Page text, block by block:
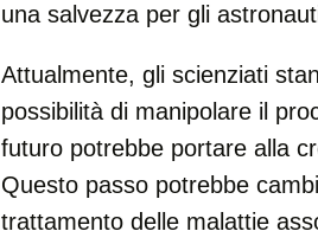
una salvezza per gli
Attualmente, gli scienziati
possibilità di manipolare il
futuro potrebbe portare alla
Questo passo potrebbe
trattamento delle malattie